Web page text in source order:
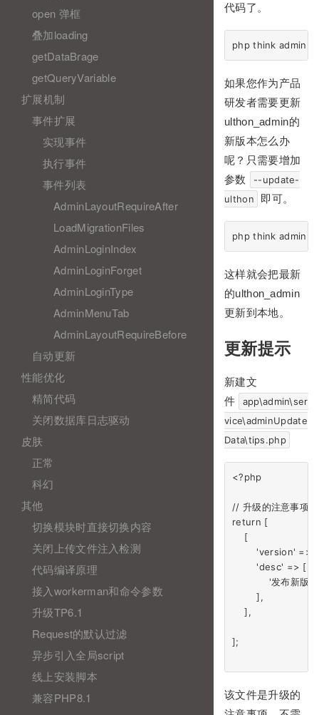
open 弹框
叠加loading
getDataBrage
getQueryVariable
扩展机制
事件扩展
实现事件
执行事件
事件列表
AdminLayoutRequireAfter
LoadMigrationFiles
AdminLoginIndex
AdminLoginForget
AdminLoginType
AdminMenuTab
AdminLayoutRequireBefore
自动更新
性能优化
精简代码
关闭数据库日志驱动
皮肤
正常
科幻
其他
切换模块时直接切换内容
关闭上传文件注入检测
代码编译原理
接入workerman和命令参数
升级TP6.1
Request的默认过滤
异步引入全局script
线上安装脚本
兼容PHP8.1
代码了。
如果您作为产品
研发者需要更新
ulthon_admin的
新版本怎么办
呢？只需要增加
参数
--update-
ulthon
即可。
这样就会把最新
的ulthon_admin
更新到本地。
更新提示
新建文
件
app\admin\ser
vice\adminUpdate
Data\tips.php
<?php
// 升级的注意事项
return [
    [
'version' =>
        'desc' => [
'发布新版本
        ],
    ],
];
该文件是升级的